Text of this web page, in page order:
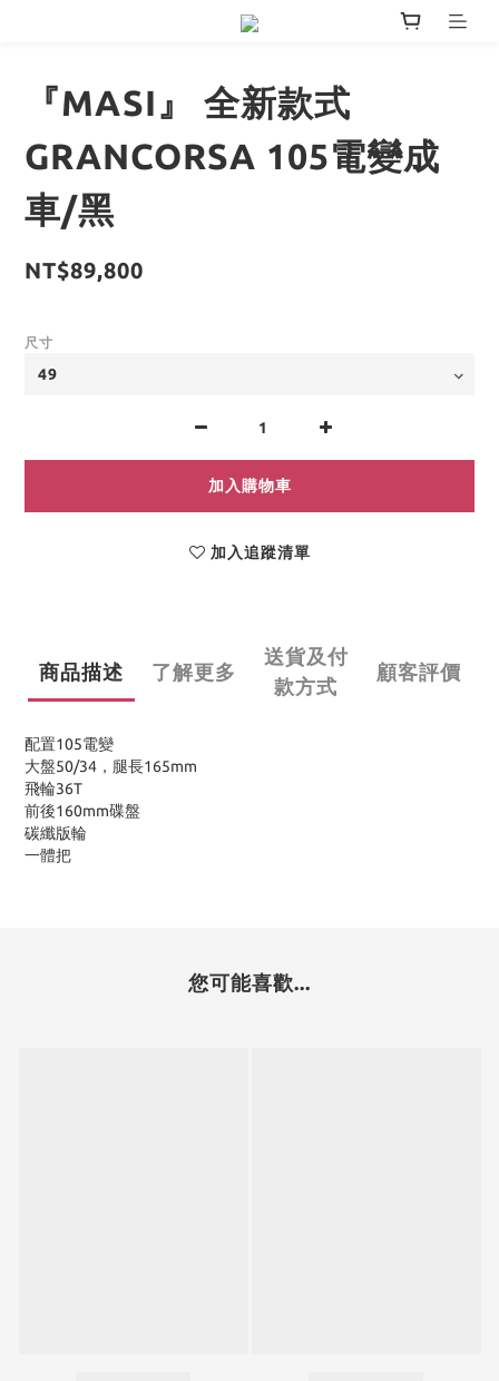
『MASI』 全新款式
GRANCORSA 105電變成
車/黑
NT$89,800
尺寸
加入購物車
加入追蹤清單
商品描述 了解更多
送貨及付
款方式
顧客評價
配置105電變
大盤50/34，腿長165mm
飛輪36T
前後160mm碟盤
碳纖版輪
一體把
您可能喜歡...